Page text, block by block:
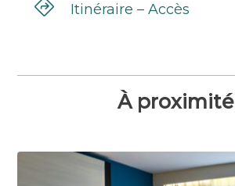
Itinéraire – Accès
À proximité